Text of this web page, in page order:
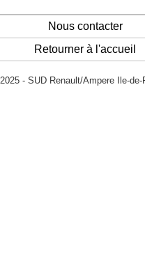
Nous contacter
Retourner à l'accueil
2025 - SUD Renault/Ampere Ile-de-